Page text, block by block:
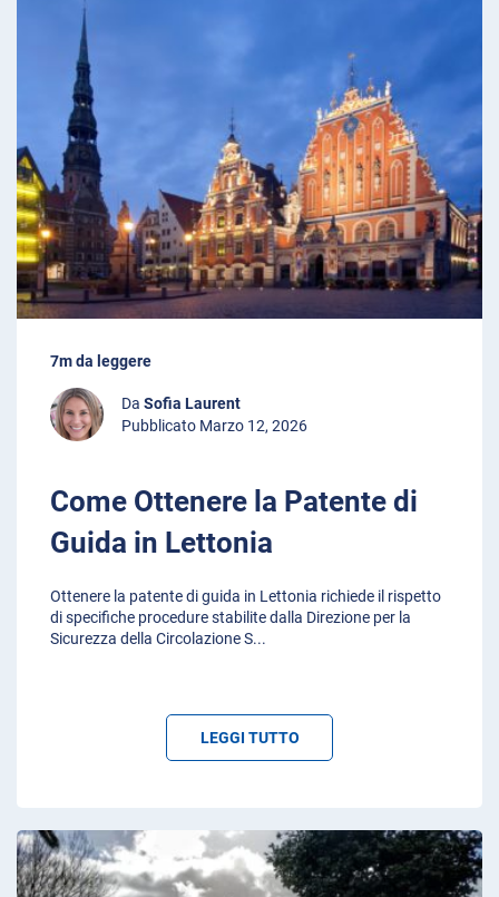
7m da leggere
Da Sofia Laurent
Pubblicato Marzo 12, 2026
Come Ottenere la Patente di
Guida in Lettonia
Ottenere la patente di guida in Lettonia richiede il rispetto
di specifiche procedure stabilite dalla Direzione per la
Sicurezza della Circolazione S...
LEGGI TUTTO